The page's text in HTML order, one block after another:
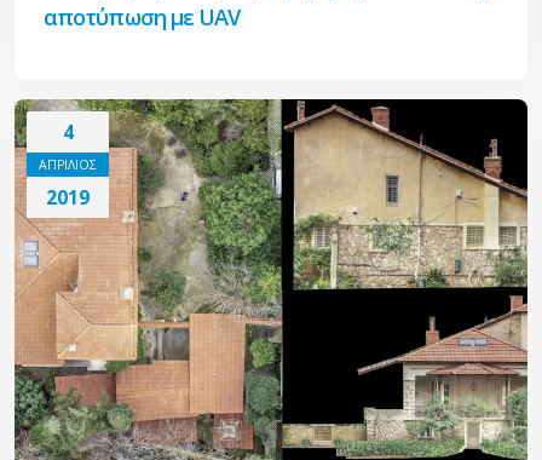
αποτύπωση με UAV
4
ΑΠΡΙΛΙΟΣ
2019